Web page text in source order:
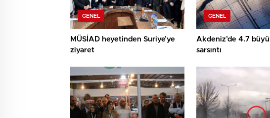
GENEL
MÜSİAD heyetinden Suriye’ye
ziyaret
GENEL
Akdeniz’de 4.7
sarsıntı